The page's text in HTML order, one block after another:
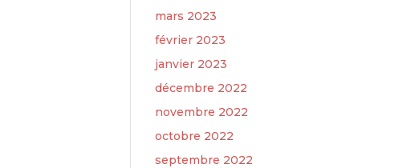
mars 2023
février 2023
janvier 2023
décembre 2022
novembre 2022
octobre 2022
septembre 2022